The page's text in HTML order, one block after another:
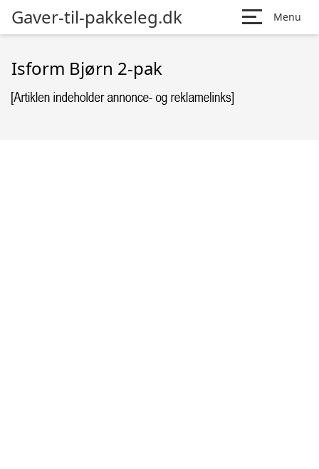
Gaver-til-pakkeleg.dk Menu
Isform Bjørn 2-pak